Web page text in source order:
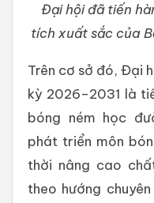
Đại hội đã tiến
tích xuất sắc của
Trên cơ sở đó, Đại
kỳ 2026–2031 là
bóng ném học
phát triển môn
thời nâng cao
theo hướng